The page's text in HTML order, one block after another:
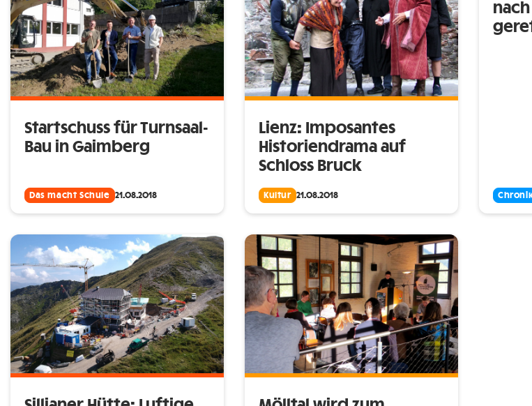
Startschuss für Turnsaal-
Bau in Gaimberg
Das macht Schule 21.08.2018
Lienz: Imposantes
Historiendrama auf
Schloss Bruck
Kultur 21.08.2018